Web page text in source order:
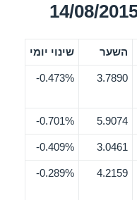
השער שינוי יומי
3.7890
0.473%-
5.9074
0.701%-
3.0461
0.409%-
4.2159
0.289%-